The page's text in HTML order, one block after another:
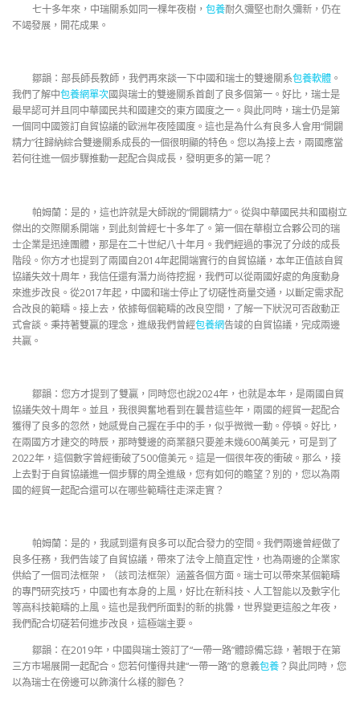
七十多年來，中瑞關系如同一棵年夜樹， 包養耐久彌堅也耐久彌新，仍在
不竭發展，開花成果。
鄒韻：部長師長教師，我們再來談一下中國和瑞士的雙邊關系包養軟體。
我們了解中包養網單次國與瑞士的雙邊關系首創了良多個第一。好比，瑞士是
最早認可并且同中華國民共和國建交的東方國度之一。與此同時，瑞士仍是第
一個同中國簽訂自貿協議的歐洲年夜陸國度。這也是為什么有良多人會用“開闢
精力”往歸納綜合雙邊關系成長的一個很明顯的特色。您以為接上去，兩國應當
若何往進一個步驟推動一起配合與成長，發明更多的第一呢？
帕姆蘭：是的，這也許就是大師說的“開闢精力”。從與中華國民共和國樹立
傑出的交際關系開端，到此刻曾經七十多年了。第一個在華樹立合夥公司的瑞
士企業是迅達團體，那是在二十世紀八十年月。我們經過的事況了分歧的成長
階段。你方才也提到了兩國自2014年起開端實行的自貿協議，本年正值該自貿
協議失效十周年，我信任還有潛力尚待挖掘，我們可以從兩國好處的角度動身
來進步改良。從2017年起，中國和瑞士停止了切磋性商量交通，以斷定需求配
合改良的範疇。接上去，依據每個範疇的改良空間，了解一下狀況可否啟動正
式會談。秉持著雙贏的理念，進級我們曾經包養網告竣的自貿協議，完成兩邊
共贏。
鄒韻：您方才提到了雙贏，同時您也說2024年，也就是本年，是兩國自貿
協議失效十周年。並且，我很興奮地看到在曩昔這些年，兩國的經貿一起配合
獲得了良多的忽然，她感覺自己握在手中的手，似乎微微一動。停頓。好比，
在兩國方才建交的時辰，那時雙邊的商業額只要差未幾600萬美元，可是到了
2022年，這個數字曾經衝破了500億美元。這是一個很年夜的衝破。那么，接
上去對于自貿協議進一個步驟的周全進級，您有如何的瞻望？別的，您以為兩
國的經貿一起配合還可以在哪些範疇往走深走實？
帕姆蘭：是的，我感到還有良多可以配合發力的空間。我們兩邊曾經做了
良多任務，我們告竣了自貿協議，帶來了法令上簡直定性，也為兩邊的企業家
供給了一個司法框架，（該司法框架）涵蓋各個方面。瑞士可以帶來某個範疇
的專門研究技巧，中國也有本身的上風，好比在新科技、人工智能以及數字化
等高科技範疇的上風。這也是我們所面對的新的挑釁，世界變更這般之年夜，
我們配合切磋若何進步改良，這極端主要。
鄒韻：在2019年，中國與瑞士簽訂了“一帶一路”體諒備忘錄，著眼于在第
三方市場展開一起配合。您若何懂得共建“一帶一路”的意義包養？與此同時，您
以為瑞士在傍邊可以飾演什么樣的腳色？